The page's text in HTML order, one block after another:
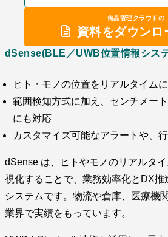
備品管理クラウドの
資料をダウンロ
dSense(BLE／UWB位置情報システ
ヒト・モノの位置をリアルタイム
範囲検知方式に加え、センチメー
にも対応
カスタマイズ可能なアラートや、
dSense は、ヒトやモノのリアルタ
視化することで、業務効率化とDX推
システムです。物流や倉庫、医療機
業界で実績をもっています。